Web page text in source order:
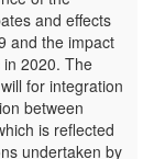
and effects
and the impact
2020. The
for integration
between
is reflected
undertaken by